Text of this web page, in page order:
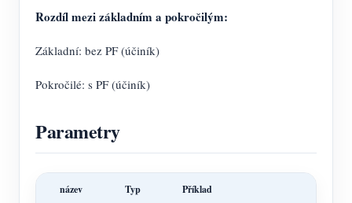
Rozdíl mezi základním a pokročilým:
Základní: bez PF (účiník)
Pokročilé: s PF (účiník)
Parametry
název Typ Příklad